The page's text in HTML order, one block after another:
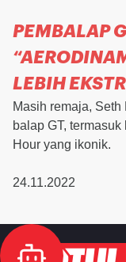
PEMBALAP
LEBIH
Masih remaja, Seth
balap GT,
Hour yang ikonik.
24.11.2022